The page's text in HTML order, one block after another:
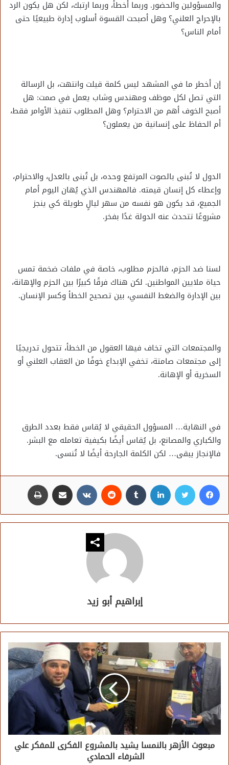
والمسؤولين والحضور. وربما أخطأ، وربما ارتبك، لكن هل يكون الرد
بالإحراج العلني؟ وهل أصبحت القسوة أسلوب إدارة طبيعيًا حتى
أمام الناس؟
إن أخطر ما في المشهد ليس كلمة قيلت وانتهت، بل الرسالة
التي تصل لكل موظف ومهندس وشاب يعمل في صمت: هل
أصبح الخوف أهم من الاحترام؟ وهل المطلوب تنفيذ الأوامر فقط،
أم الحفاظ على إنسانية من يعملون؟
الدول لا تُبنى بالصوت المرتفع وحده، بل تُبنى بالعدل، والاحترام،
وإعطاء كل إنسان قيمته. فالمهندس الذي يُهان اليوم أمام
الجميع، قد يكون هو نفسه من سهر ليالٍ طويلة كي ينجز
مشروعًا تتحدث عنه الدولة غدًا بفخر.
لسنا ضد الحزم، فالحزم مطلوب، خاصة في ملفات ضخمة تمس
حياة ملايين المواطنين. لكن هناك فرقًا كبيرًا بين الحزم والإهانة،
بين الإدارة والضغط النفسي، بين تصحيح الخطأ وكسر الإنسان.
والمجتمعات التي تخاف فيها العقول من الخطأ، تتحول تدريجيًا
إلى مجتمعات صامتة، تخفي الإبداع خوفًا من العقاب العلني أو
السخرية أو الإهانة.
في النهاية… المسؤول الحقيقي لا يُقاس فقط بعدد الطرق
والكباري والمصانع، بل يُقاس أيضًا بكيفية تعامله مع البشر.
فالإنجاز يبقى… لكن الكلمة الجارحة أيضًا لا تُنسى.
فيسبوك تويتر لينكدإن مشاركة عبر البريد
إبراهيم أبو زيد
مبعوث الأزهر بالنمسا يشيد بالمشروع الفكرى للمفكر علي
الشرفاء الحمادي